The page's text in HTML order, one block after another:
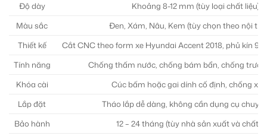
Độ dày
Khoảng 8-12 mm (tùy loại chất liệu)
Màu sắc
Đen, Xám, Nâu, Kem (tùy chọn theo nội
Thiết kế
Cắt CNC theo form xe Hyundai Accent 2018, phủ kín
Tính năng
Chống thấm nước, chống bám bẩn, chống
Khóa cài
Cúc bấm hoặc gai dính cố định, chống xô
Lắp đặt
Tháo lắp dễ dàng, không cần dụng cụ
Bảo hành
12 – 24 tháng (tùy nhà sản xuất và chất